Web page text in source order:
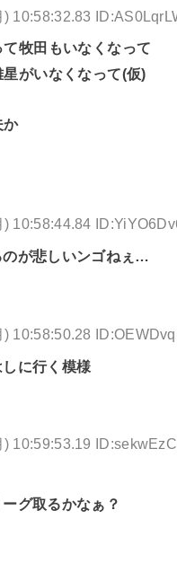
10:58:32.83
牧田もいなくなって
がいなくなって(仮)
か
10:58:44.84
のが悲しいンゴねぇ…
10:58:50.28
に行く模様
10:59:53.19
グ取るかなぁ？